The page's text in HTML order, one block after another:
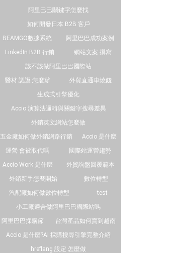
阿里巴巴關鍵字怎麼找
如何開發日本 B2B 客戶
BEAMGO數據系統
阿里巴巴成功案例
LinkedIn B2B 行銷
網站文案 撰寫
該不該做阿里巴巴國際站
醫材 認證 怎麼辦
外貿直通車燒錢
生成式引擎優化
Accio 演算法邏輯與關鍵字搜尋差異
外銷英文網站怎麼做
五金廠如何做外銷網路行銷
Accio 是什麼
運營 會被取代嗎
國際站運營趨勢
Accio Work 是什麼
外貿詢盤回覆範本
外銷新手怎麼開始
數位轉型
汽配廠如何做數位轉型
test
小工廠適合做阿里巴巴國際站嗎
阿里巴巴採購節
台灣產品如何賣到越南
Accio 是什麼?AI 採購搜尋引擎完整介紹
hreflang 設定 怎麼做